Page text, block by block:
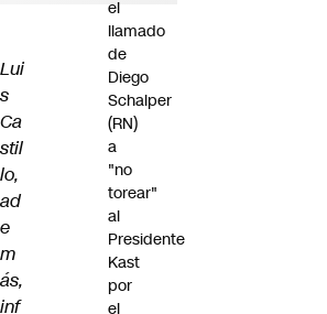
Lui
s
Ca
stil
lo,
ad
e
m
ás,
inf
el
llamado
de
Diego
Schalper
(RN)
a
"no
torear"
al
Presidente
Kast
por
el